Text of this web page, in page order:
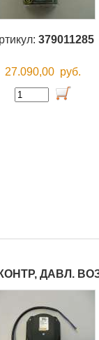
379011285
27.090,00 руб.
ДАВЛ.